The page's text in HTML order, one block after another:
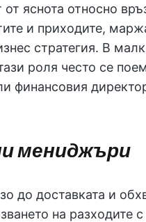
яснота относно
и приходите,
стратегия. В
роля често се
финансовия
мениджъри
до доставката и
на разходите с